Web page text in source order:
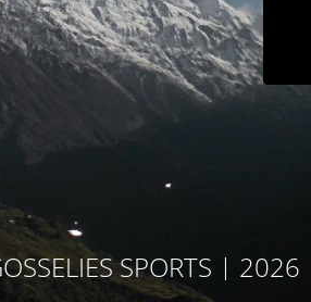
SPORTS | 2026